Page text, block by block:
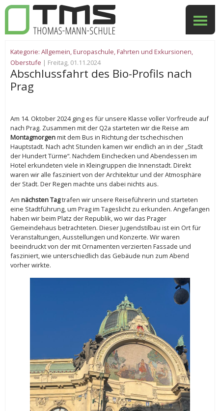
Kategorie: Allgemein,Europaschule,Fahrten und Exkursionen,
Oberstufe | Freitag, 01.11.2024
Abschlussfahrt des Bio-Profils nach
Prag
Am 14. Oktober 2024 ging es für unsere Klasse voller Vorfreude auf
nach Prag. Zusammen mit der Q2a starteten wir die Reise am
Montagmorgenmit dem Bus in Richtung der tschechischen
Hauptstadt. Nach acht Stunden kamen wir endlich an in der „Stadt
der Hundert Türme“. Nachdem Einchecken und Abendessen im
Hotel erkundeten viele in Kleingruppen die Innenstadt. Direkt
waren wir alle fasziniert von der Architektur und der Atmosphäre
der Stadt. Der Regen machte uns dabei nichts aus.
Am nächsten Tagtrafen wir unsere Reiseführerin und starteten
eine Stadtführung, um Prag im Tageslicht zu erkunden. Angefangen
haben wir beim Platz der Republik, wo wir das Prager
Gemeindehaus betrachteten. Dieser Jugendstilbau ist ein Ort für
Veranstaltungen, Ausstellungen und Konzerte. Wir waren
beeindruckt von der mit Ornamenten verzierten Fassade und
fasziniert, wie unterschiedlich das Gebäude nun zum Abend
vorher wirkte.